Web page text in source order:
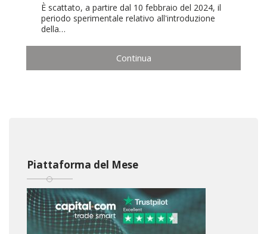
È scattato, a partire dal 10 febbraio del 2024, il
periodo sperimentale relativo all'introduzione
della…
Continua
Piattaforma del Mese